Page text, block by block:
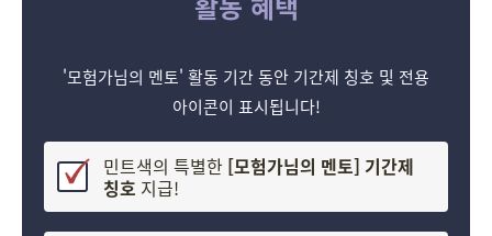
'모험가님의 멘토' 활동 기간 동안 기간제 칭호 및 전용
아이콘이 표시됩니다!
민트색의 특별한 [모험가님의 멘토] 기간제
칭호 지급!